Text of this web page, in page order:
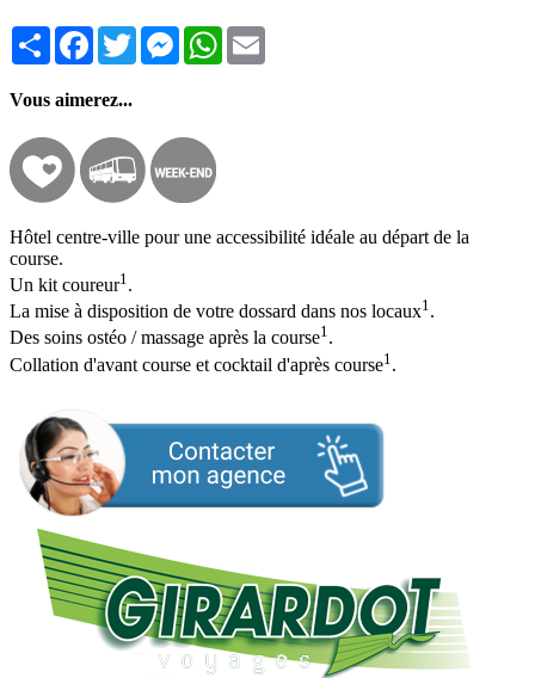
PartagerFacebook
TwitterMessengerWhatsApp
Vous aimerez...
Hôtel centre-ville pour une accessibilité idéale au départ de la
course.
Un kit coureur1 .
La mise à disposition de votre dossard dans nos locaux1 .
Des soins ostéo / massage après la course1.
Collation d'avant course et cocktail d'après course1 .